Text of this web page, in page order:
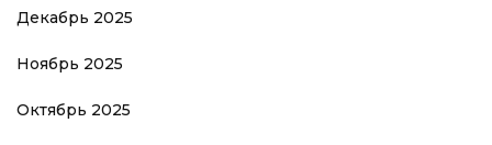
Декабрь 2025
Ноябрь 2025
Октябрь 2025